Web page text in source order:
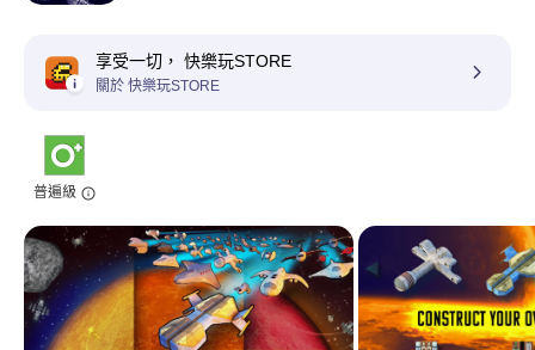
享受一切， 快樂玩STORE
關於 快樂玩STORE
普遍級